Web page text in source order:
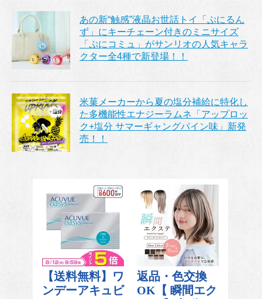
あの新“触感”液晶お世話トイ「ぷにるん
ず」にキーチェーン付きのミニサイズ
「ぷにコミュ」がサンリオの人気キャラ
クター全4種で新登場！！
米菓メーカーから夏の塩分補給に特化し
た多機能性エナジーラムネ「アップロッ
ク+塩分 サマーギャングパイン味」新発
売！！